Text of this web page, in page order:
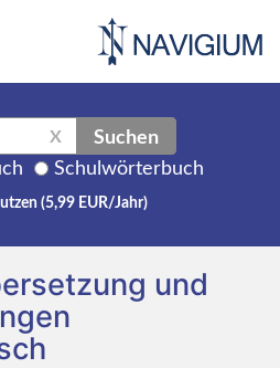
X Suchen
Schulwörterbuch
(5,99 EUR/Jahr)
und